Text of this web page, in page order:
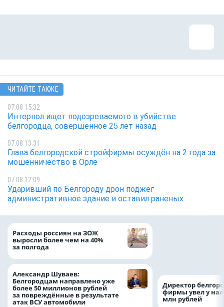
ЧИТАЙТЕ ТАКЖЕ
07.08 15:32
Интерпол ищет подозреваемого в убийстве
белгородца, совершенное 25 лет назад
07.08 13:31
Глава белгородской стройфирмы осуждён на 2 года за
мошенничество в Орле
07.08 12:09
Ударивший по Белгороду дрон поджег
административное здание и оставил раненых
Расходы россиян на ЗОЖ
выросли более чем на 40%
за полгода
Александр Шуваев:
Белгородцам направлено уже
более 50 миллионов рублей
за повреждённые в результате
атак ВСУ автомобили
Директор
фирмы увел у
млн рублей